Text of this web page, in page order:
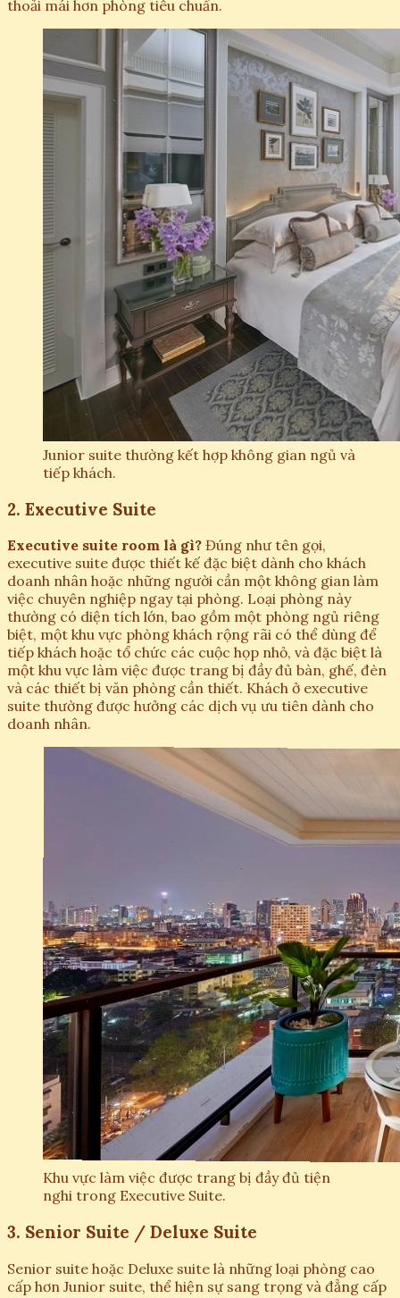
thoải mái hơn phòng tiêu chuẩn.
Junior suite thường kết hợp không gian ngủ và
tiếp khách.
2. Executive Suite
Executive suite room là gì? Đúng như tên gọi,
executive suite được thiết kế đặc biệt dành cho khách
doanh nhân hoặc những người cần một không gian làm
việc chuyên nghiệp ngay tại phòng. Loại phòng này
thường có diện tích lớn, bao gồm một phòng ngủ riêng
biệt, một khu vực phòng khách rộng rãi có thể dùng để
tiếp khách hoặc tổ chức các cuộc họp nhỏ, và đặc biệt là
một khu vực làm việc được trang bị đầy đủ bàn, ghế, đèn
và các thiết bị văn phòng cần thiết. Khách ở executive
suite thường được hưởng các dịch vụ ưu tiên dành cho
doanh nhân.
Khu vực làm việc được trang bị đầy đủ tiện
nghi trong Executive Suite.
3. Senior Suite / Deluxe Suite
Senior suite hoặc Deluxe suite là những loại phòng cao
cấp hơn Junior suite, thể hiện sự sang trọng và đẳng cấp